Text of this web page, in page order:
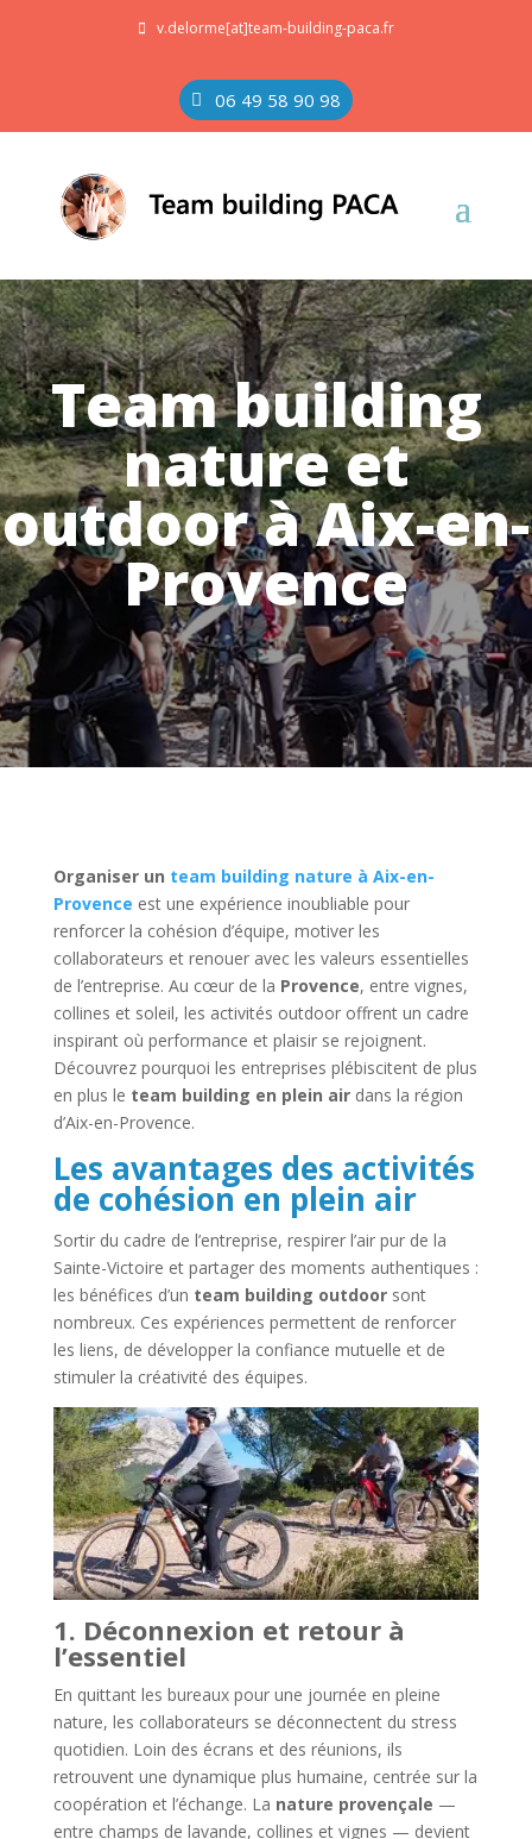
v.delorme[at]team-building-paca.fr
06 49 58 90 98
Team building
nature et
outdoor à Aix-en-
Provence
Organiser un team building nature à Aix-en-
Provence est une expérience inoubliable pour
renforcer la cohésion d’équipe, motiver les
collaborateurs et renouer avec les valeurs essentielles
de l’entreprise. Au cœur de la Provence, entre vignes,
collines et soleil, les activités outdoor offrent un cadre
inspirant où performance et plaisir se rejoignent.
Découvrez pourquoi les entreprises plébiscitent de plus
en plus le team building en plein airdans la région
d’Aix-en-Provence.
Les avantages des activités
de cohésion en plein air
Sortir du cadre de l’entreprise, respirer l’air pur de la
Sainte-Victoire et partager des moments authentiques :
les bénéfices d’un team building outdoorsont
nombreux. Ces expériences permettent de renforcer
les liens, de développer la confiance mutuelle et de
stimuler la créativité des équipes.
1. Déconnexion et retour à
l’essentiel
En quittant les bureaux pour une journée en pleine
nature, les collaborateurs se déconnectent du stress
quotidien. Loin des écrans et des réunions, ils
retrouvent une dynamique plus humaine, centrée sur la
coopération et l’échange. La nature provençale —
entre champs de lavande, collines et vignes — devient